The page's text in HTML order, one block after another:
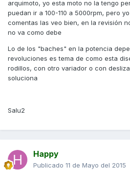
arquimoto, yo esta moto no la tengo
puedan ir a 100-110 a 5000rpm, pero
comentas las veo bien, en la revisión
no va como debe
Lo de los "baches" en la potencia
revoluciones es tema de como esta
rodillos, con otro variador o con
soluciona
Salu2
Happy
Publicado 11 de Mayo del 2015